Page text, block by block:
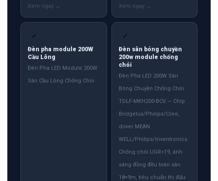
✓
Đèn pha module 200W
Cầu Lông
Đèn Pha LED Module 200W
Sân Cầu Lông Chống Chói
✓
Đèn sân bóng chuyền
200w module chống
chói
Đèn Pha LED 200W Sân
Bóng Chuyền Chống Chói
TDLF-MKH200-BCV — Chip
Bridgelux/Philips/Cree,
driver MEAN
WELL/Philips/Inventronics.
Chống chói UGR<19, ánh
sáng đồng đều toàn sân
18×9m, tiêu chuẩn thi đấu